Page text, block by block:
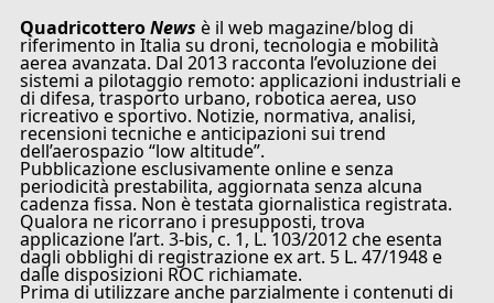
QuadricotteroNews è il web magazine/blog di
riferimento in Italia su droni, tecnologia e mobilità
aerea avanzata. Dal 2013 racconta l’evoluzione dei
sistemi a pilotaggio remoto: applicazioni industriali e
di difesa, trasporto urbano, robotica aerea, uso
ricreativo e sportivo. Notizie, normativa, analisi,
recensioni tecniche e anticipazioni sui trend
dell’aerospazio “low altitude”.
Pubblicazione esclusivamente online e senza
periodicità prestabilita, aggiornata senza alcuna
cadenza fissa. Non è testata giornalistica registrata.
Qualora ne ricorrano i presupposti, trova
applicazione l’art. 3-bis, c. 1, L. 103/2012 che esenta
dagli obblighi di registrazione ex art. 5 L. 47/1948 e
dalle disposizioni ROC richiamate.
Prima di utilizzare anche parzialmente i contenuti di